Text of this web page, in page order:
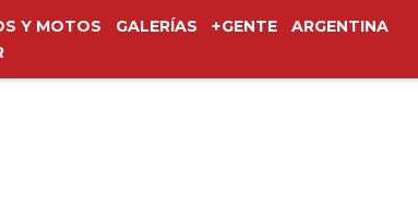
Y MOTOS GALERÍAS +GENTE
ARGENTINA